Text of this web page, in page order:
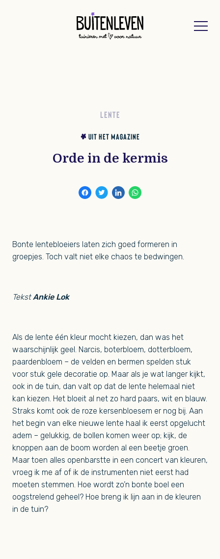
LENTE
UIT HET MAGAZINE
Orde in de kermis
Bonte lentebloeiers laten zich goed formeren in
groepjes. Toch valt niet elke chaos te bedwingen.
TekstAnkie Lok
Als de lente één kleur mocht kiezen, dan was het
waarschijnlijk geel. Narcis, boterbloem, dotterbloem,
paardenbloem – de velden en bermen spelden stuk
voor stuk gele decoratie op. Maar als je wat langer kijkt,
ook in de tuin, dan valt op dat de lente helemaal niet
kan kiezen. Het bloeit al net zo hard paars, wit en blauw.
Straks komt ook de roze kersenbloesem er nog bij. Aan
het begin van elke nieuwe lente haal ik eerst opgelucht
adem – gelukkig, de bollen komen weer op; kijk, de
knoppen aan de boom worden al een beetje groen.
Maar toen alles openbarstte in een concert van kleuren,
vroeg ik me af of ik de instrumenten niet eerst had
moeten stemmen. Hoe wordt zo’n bonte boel een
oogstrelend geheel? Hoe breng ik lijn aan in de kleuren
in de tuin?